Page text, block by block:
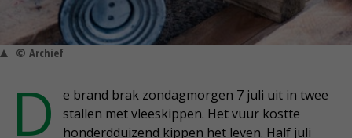
© Archief
D
e brand brak zondagmorgen 7 juli uit in twee
stallen met vleeskippen. Het vuur kostte
honderdduizend kippen het leven. Half juli